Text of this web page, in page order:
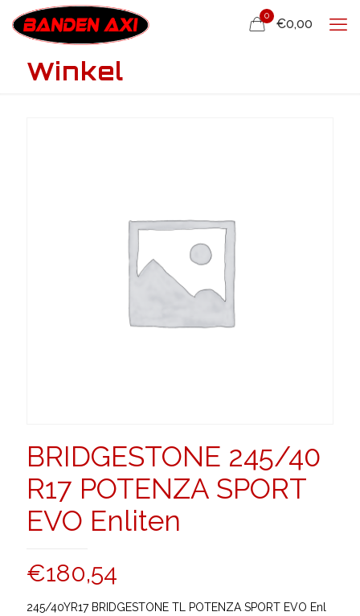
0
€0,00
Winkel
BRIDGESTONE 245/40
R17 POTENZA SPORT
EVO Enliten
€180,54
245/40YR17 BRIDGESTONE TL POTENZA SPORT EVO Enl